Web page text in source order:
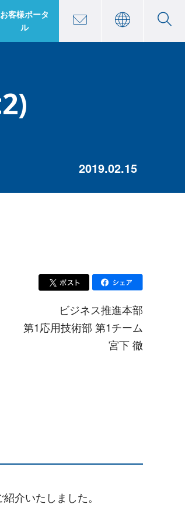
お客様ポータ
ル
2019.02.15
ビジネス推進本部
第1応用技術部 第1チーム
宮下 徹
介いたしました。